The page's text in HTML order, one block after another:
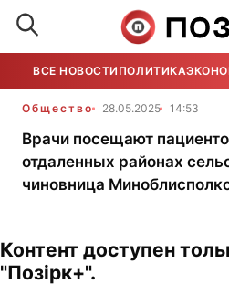
ВСЕ НОВОСТИ ПОЛИТИКА
Общество 28.05.2025 14:53
Врачи посещают
отдаленных районах
чиновница
Контент доступен
"Позірк+".